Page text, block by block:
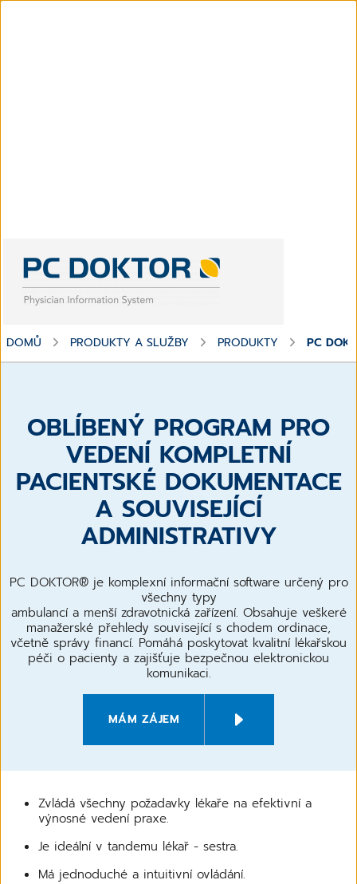
DOMŮ PRODUKTY A SLUŽBY PRODUKTY PC
OBLÍBENÝ PROGRAM PRO
VEDENÍ KOMPLETNÍ
PACIENTSKÉ DOKUMENTACE
A SOUVISEJÍCÍ
ADMINISTRATIVY
PC DOKTOR® je komplexní informační software určený pro
všechny typy
ambulancí a menší zdravotnická zařízení. Obsahuje veškeré
manažerské přehledy související s chodem ordinace,
včetně správy financí. Pomáhá poskytovat kvalitní lékařskou
péči o pacienty a zajišťuje bezpečnou elektronickou
komunikaci.
MÁM ZÁJEM
Zvládá všechny požadavky lékaře na efektivní a
výnosné vedení praxe.
Je ideální v tandemu lékař - sestra.
Má jednoduché a intuitivní ovládání.